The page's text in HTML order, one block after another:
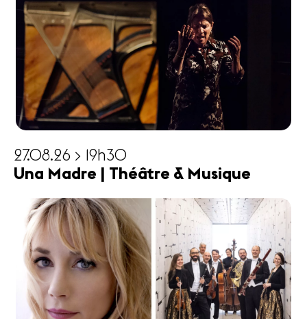
27.08.26 > 19h30
Una Madre | Théâtre & Musique